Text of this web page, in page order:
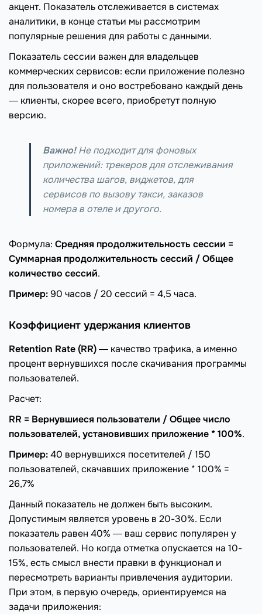
акцент. Показатель отслеживается в системах
аналитики, в конце статьи мы рассмотрим
популярные решения для работы с данными.
Показатель сессии важен для владельцев
коммерческих сервисов: если приложение полезно
для пользователя и оно востребовано каждый день
― клиенты, скорее всего, приобретут полную
версию.
Важно!Не подходит для фоновых
приложений: трекеров для отслеживания
количества шагов, виджетов, для
сервисов по вызову такси, заказов
номера в отеле и другого.
Формула: Средняя продолжительность сессии =
Суммарная продолжительность сессий / Общее
количество сессий.
Пример:90 часов / 20 сессий = 4,5 часа.
Коэффициент удержания клиентов
Retention Rate (RR)― качество трафика, а именно
процент вернувшихся после скачивания программы
пользователей.
Расчет:
RR = Вернувшиеся пользователи / Общее число
пользователей, установивших приложение * 100%.
Пример:40 вернувшихся посетителей / 150
пользователей, скачавших приложение * 100% =
26,7%
Данный показатель не должен быть высоким.
Допустимым является уровень в 20-30%. Если
показатель равен 40% ― ваш сервис популярен у
пользователей. Но когда отметка опускается на 10-
15%, есть смысл внести правки в функционал и
пересмотреть варианты привлечения аудитории.
При этом, в первую очередь, ориентируемся на
задачи приложения: